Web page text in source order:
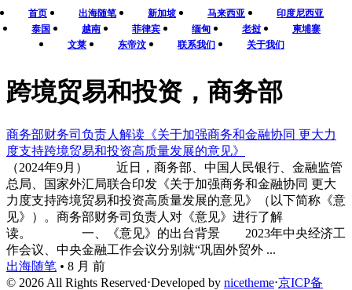
首页 出海随笔 新加坡 马来西亚
印度尼西亚
泰国
越南 菲律宾 缅甸 老挝
柬埔寨
文莱
东帝汶 联系我们 关于我们
跨境贸易和投资，商务部
商务部财务司负责人解读《关于加强商务和金融协同 更大力
度支持跨境贸易和投资高质量发展的意见》
（2024年9月） 近日，商务部、中国人民银行、金融监管
总局、国家外汇局联合印发《关于加强商务和金融协同 更大
力度支持跨境贸易和投资高质量发展的意见》（以下简称《意
见》）。商务部财务司负责人对《意见》进行了解
读。 一、《意见》的出台背景 2023年中央经济工
作会议、中央金融工作会议分别就“巩固外贸外 ...
出海随笔 • 8 月 前
© 2026 All Rights Reserved⋅Developed by nicetheme⋅京ICP备